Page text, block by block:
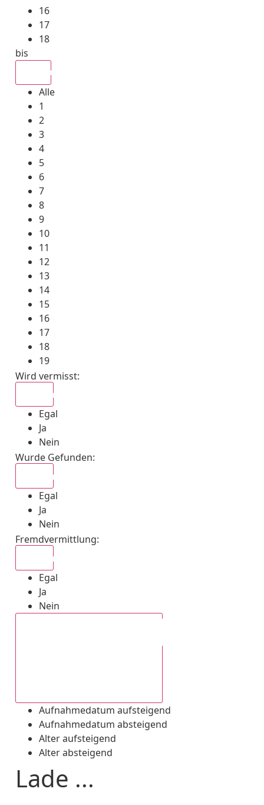
16
17
18
bis
Alle
1
2
3
4
5
6
7
8
9
10
11
12
13
14
15
16
17
18
19
Wird vermisst:
Egal
Ja
Nein
Wurde Gefunden:
Egal
Ja
Nein
Fremdvermittlung:
Egal
Ja
Nein
Aufnahmedatum aufsteigend
Aufnahmedatum absteigend
Alter aufsteigend
Alter absteigend
Lade ...